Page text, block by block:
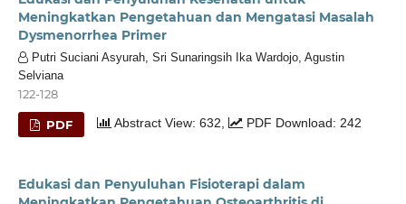
Meningkatkan Pengetahuan dan Mengatasi Masalah
Dysmenorrhea Primer
Putri Suciani Asyurah, Sri Sunaringsih Ika Wardojo, Agustin
Selviana
122-128
PDF Abstract View: 632, PDF Download: 242
Edukasi dan Penyuluhan Fisioterapi dalam